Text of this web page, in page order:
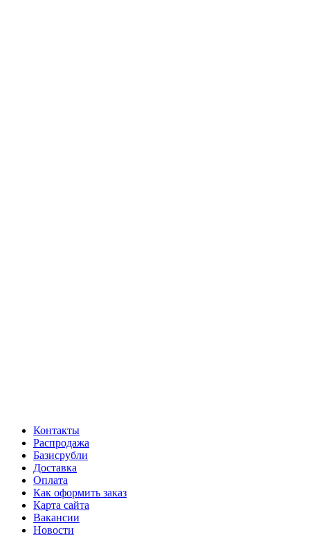
Контакты
Распродажа
Базисрубли
Доставка
Оплата
Как оформить заказ
Карта сайта
Вакансии
Новости